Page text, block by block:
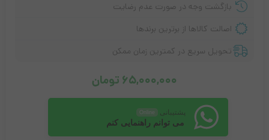
بازگشت وجه در صورت عدم رضایت
اصالت کالاها از برترین برندها
تحویل سریع در کمترین زمان ممکن
65,000,000 تومان
پشتیبانی Online
می توانم راهنمایی کنم